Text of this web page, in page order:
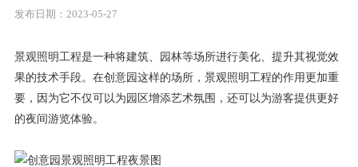
发布日期：2023-05-27
景观照明工程是一种将建筑、园林等场所进行美化、提升其视觉效
果的技术手段。在创意园这样的场所，景观照明工程的作用更加重
要，因为它不仅可以为园区增添艺术氛围，还可以为游客提供更好
的夜间游览体验。